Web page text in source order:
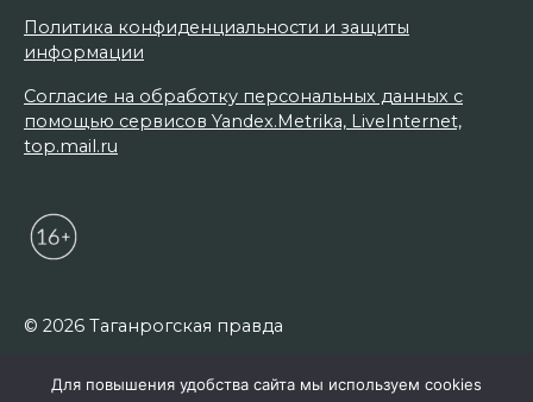
Политика конфиденциальности и защиты
информации
Согласие на обработку персональных данных с
помощью сервисов Yandex.Metrika, LiveInternet,
top.mail.ru
© 2026 Таганрогская правда
Для повышения удобства сайта мы используем cookies